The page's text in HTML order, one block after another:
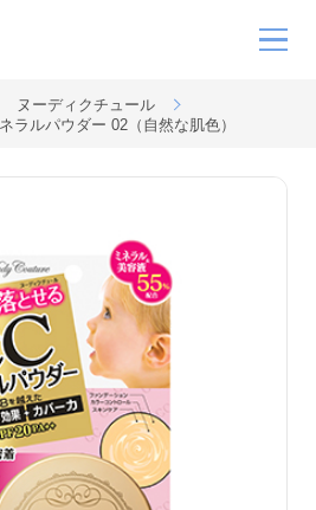
ヌーディクチュール
ラルパウダー 02（自然な肌色）